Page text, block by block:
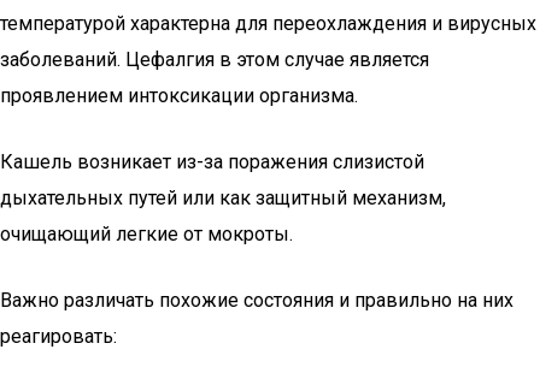
температурой характерна для переохлаждения и вирусных
заболеваний. Цефалгия в этом случае является
проявлением интоксикации организма.
Кашель возникает из-за поражения слизистой
дыхательных путей или как защитный механизм,
очищающий легкие от мокроты.
Важно различать похожие состояния и правильно на них
реагировать: